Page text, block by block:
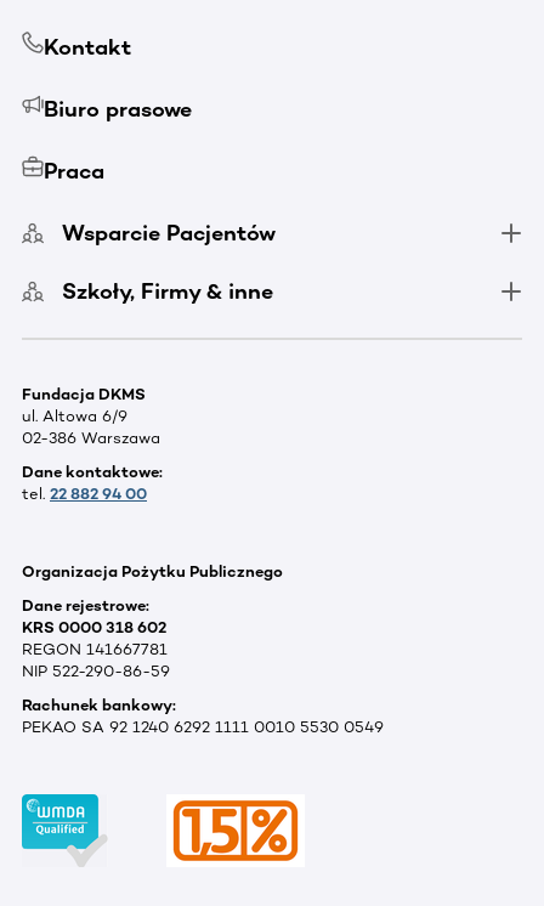
Kontakt
Biuro prasowe
Praca
Wsparcie Pacjentów
Szkoły, Firmy & inne
Fundacja DKMS
ul. Altowa 6/9
02-386 Warszawa
Dane kontaktowe:
tel. 22 882 94 00
Organizacja Pożytku Publicznego
Dane rejestrowe:
KRS 0000 318 602
REGON 141667781
NIP 522-290-86-59
Rachunek bankowy:
PEKAO SA 92 1240 6292 1111 0010 5530 0549